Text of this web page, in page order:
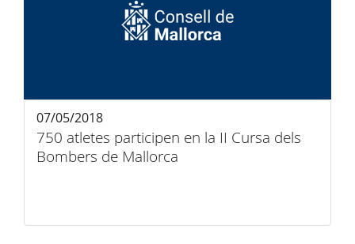
750 atletes participen en la II Cursa dels
Bombers de Mallorca
07/05/2018